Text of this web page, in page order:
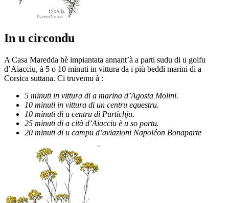
In u circondu
A Casa Maredda hè impiantata annant’à a parti sudu di u golfu
d’Aiacciu, à 5 o 10 minuti in vittura da i più beddi marini di a
Corsica suttana. Ci truvemu à :
5 minuti in vittura di a marina d’Agosta Molini.
10 minuti in vittura di un centru equestru.
10 minuti di u centru di Purtichju.
25 minuti di a cità d’Aiacciu è u so portu.
20 minuti di u campu d’aviazioni Napoléon Bonaparte